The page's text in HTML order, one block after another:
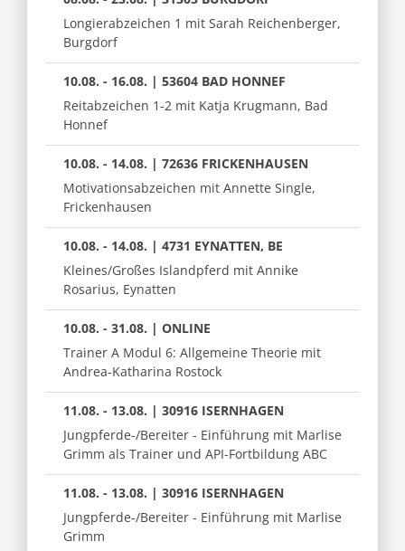
Longierabzeichen 1 mit Sarah Reichenberger,
Burgdorf
10.08. - 16.08. | 53604 BAD HONNEF
Reitabzeichen 1-2 mit Katja Krugmann, Bad
Honnef
10.08. - 14.08. | 72636 FRICKENHAUSEN
Motivationsabzeichen mit Annette Single,
Frickenhausen
10.08. - 14.08. | 4731 EYNATTEN, BE
Kleines/Großes Islandpferd mit Annike
Rosarius, Eynatten
10.08. - 31.08. | ONLINE
Trainer A Modul 6: Allgemeine Theorie mit
Andrea-Katharina Rostock
11.08. - 13.08. | 30916 ISERNHAGEN
Jungpferde-/Bereiter - Einführung mit Marlise
Grimm als Trainer und API-Fortbildung ABC
11.08. - 13.08. | 30916 ISERNHAGEN
Jungpferde-/Bereiter - Einführung mit Marlise
Grimm